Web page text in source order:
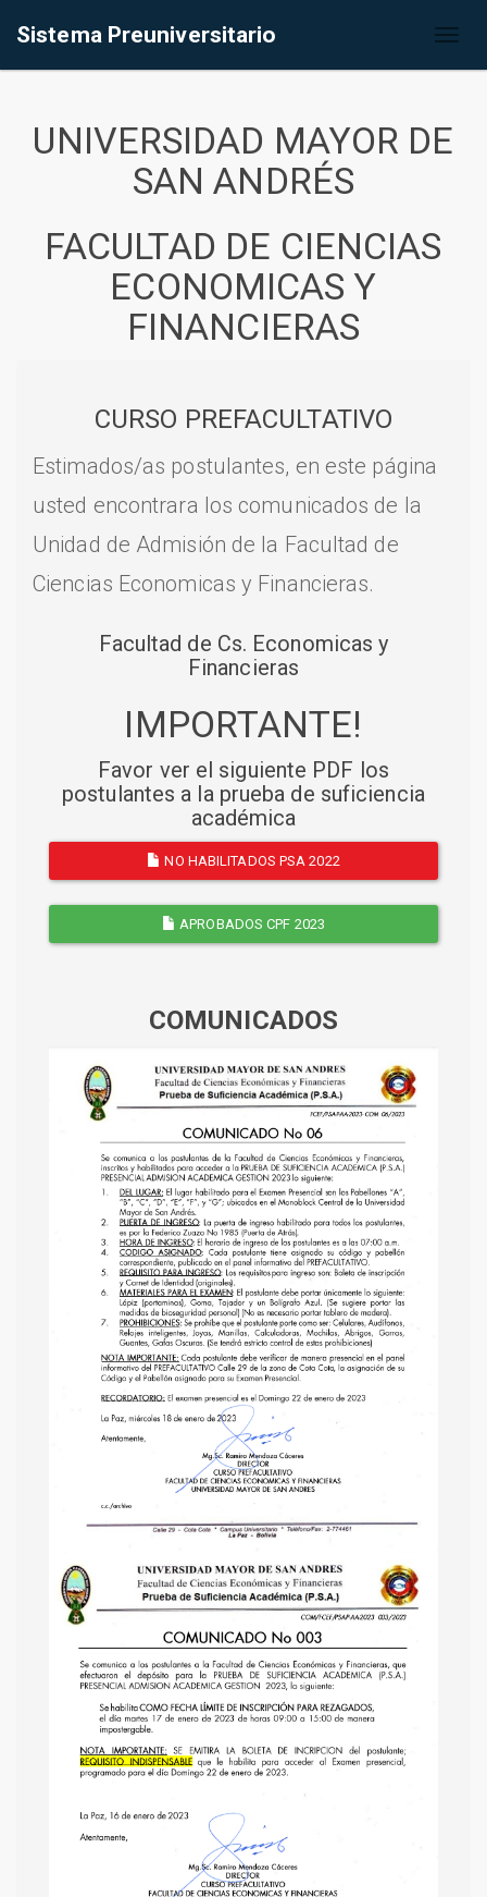
Sistema Preuniversitario
UNIVERSIDAD MAYOR DE
SAN ANDRÉS
FACULTAD DE CIENCIAS
ECONOMICAS Y
FINANCIERAS
CURSO PREFACULTATIVO
Estimados/as postulantes, en este página
usted encontrara los comunicados de la
Unidad de Admisión de la Facultad de
Ciencias Economicas y Financieras.
Facultad de Cs. Economicas y
Financieras
IMPORTANTE!
Favor ver el siguiente PDF los
postulantes a la prueba de suficiencia
académica
NO HABILITADOS PSA 2022
APROBADOS CPF 2023
COMUNICADOS